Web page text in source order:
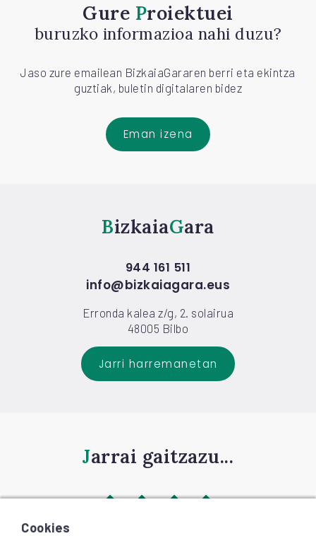
Gure Proiektuei
buruzko informazioa nahi duzu?
Jaso zure emailean BizkaiaGararen berri eta ekintza
guztiak, buletin digitalaren bidez
Eman izena
Bizkaia Gara
944 161 511
info@bizkaiagara.eus
Erronda kalea z/g, 2. solairua
48005 Bilbo
Jarri harremanetan
Jarrai gaitzazu...
Cookies